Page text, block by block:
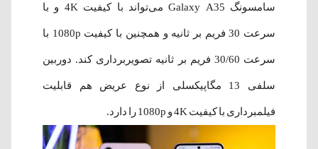
سامسونگ Galaxy A35 می‌تواند با کیفیت 4K و با
سرعت 30 فریم بر ثانیه و همچنین با کیفیت 1080p با
سرعت 30/60 فریم بر ثانیه تصویربرداری کند. دوربین
سلفی 13 مگاپیکسلی از نوع عریض هم قابلیت
فیلمبرداری با کیفیت 4K و 1080p را دارد.